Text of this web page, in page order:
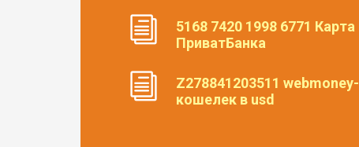
5168 7420 1998 6771 Карта
ПриватБанка
Z278841203511 webmoney-
кошелек в usd